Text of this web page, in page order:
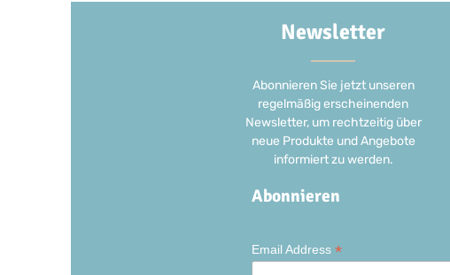
Newsletter
Abonnieren Sie jetzt unseren
regelmäßig erscheinenden
Newsletter, um rechtzeitig über
neue Produkte und Angebote
informiert zu werden.
Abonnieren
Email Address *